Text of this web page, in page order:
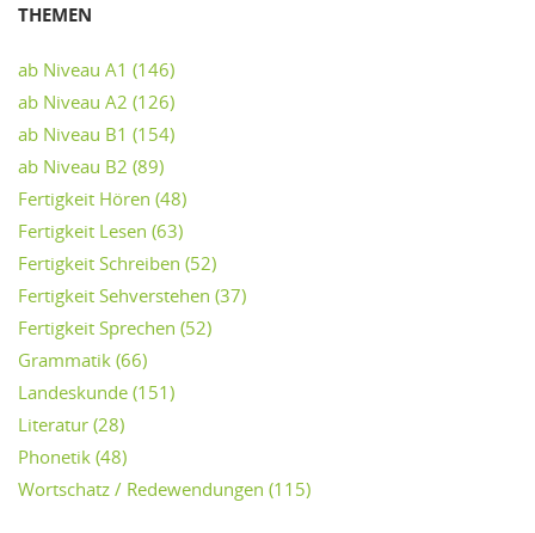
THEMEN
ab Niveau A1 (146)
ab Niveau A2 (126)
ab Niveau B1 (154)
ab Niveau B2 (89)
Fertigkeit Hören (48)
Fertigkeit Lesen (63)
Fertigkeit Schreiben (52)
Fertigkeit Sehverstehen (37)
Fertigkeit Sprechen (52)
Grammatik (66)
Landeskunde (151)
Literatur (28)
Phonetik (48)
Wortschatz / Redewendungen (115)